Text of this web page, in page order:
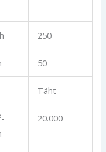
250
50
Täht
20.000